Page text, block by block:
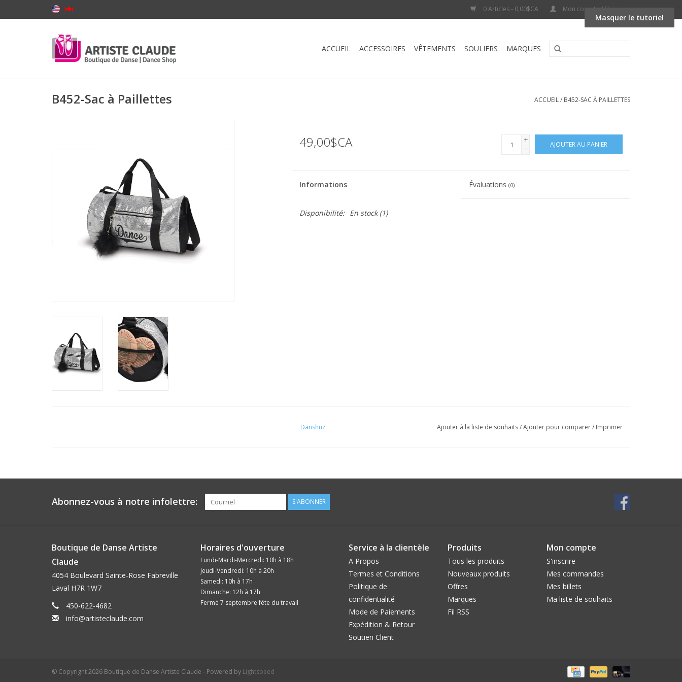
0 Articles - 0,00$CA Mon compte / S'inscrire
ACCUEIL ACCESSOIRES VÊTEMENTS SOULIERS MARQUES
B452-Sac à Paillettes ACCUEIL/ B452-SAC À PAILLETTES
49,00$CA
+
-
AJOUTER AU PANIER
Informations Évaluations(0)
Disponibilité: En stock(1)
Danshuz Ajouter à la liste de souhaits/Ajouter pour comparer/ Imprimer
Abonnez-vous à notre infolettre: S'ABONNER
Boutique de Danse Artiste
Claude
4054 Boulevard Sainte-Rose Fabreville
Laval H7R 1W7
450-622-4682
info@artisteclaude.com
Horaires d'ouverture
Lundi-Mardi-Mercredi: 10h à 18h
Jeudi-Vendredi: 10h à 20h
Samedi: 10h à 17h
Dimanche: 12h à 17h
Fermé 7 septembre fête du travail
Service à la clientèle
A Propos
Termes et Conditions
Politique de
confidentialité
Mode de Paiements
Expédition & Retour
Soutien Client
Produits
Tous les produits
Nouveaux produits
Offres
Marques
Fil RSS
Mon compte
S'inscrire
Mes commandes
Mes billets
Ma liste de souhaits
© Copyright 2026 Boutique de Danse Artiste Claude - Powered by Lightspeed
Masquer le tutoriel